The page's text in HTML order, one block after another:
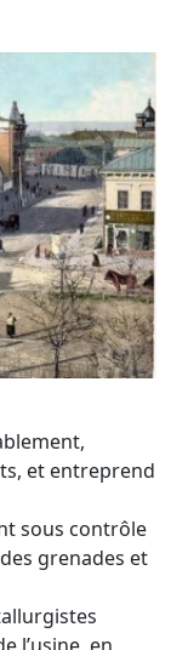
et entreprend
sous contrôle
grenades et